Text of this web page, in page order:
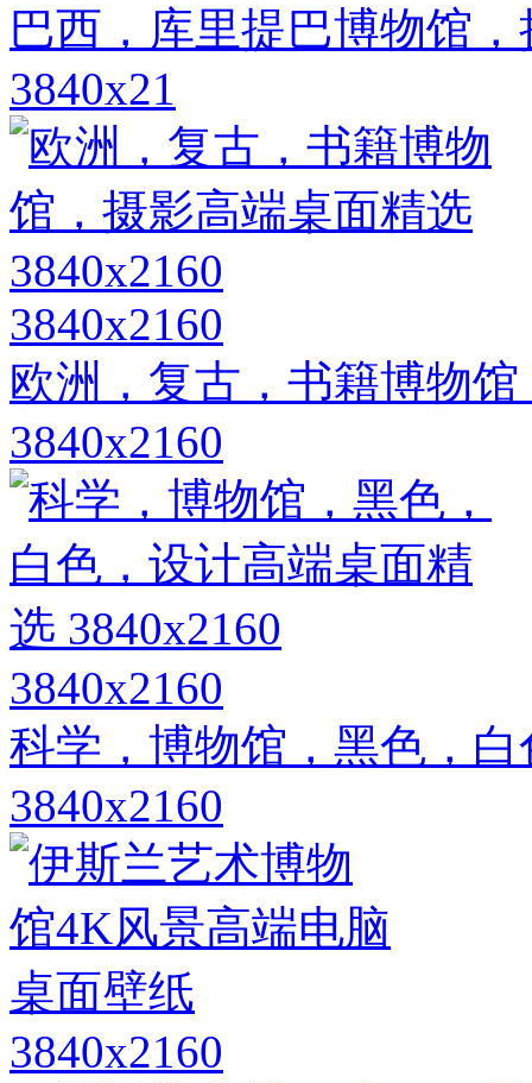
巴西，库里提巴博物馆
3840x21
3840x2160
欧洲，复古，书籍博物
3840x2160
3840x2160
科学，博物馆，黑色，
3840x2160
3840x2160